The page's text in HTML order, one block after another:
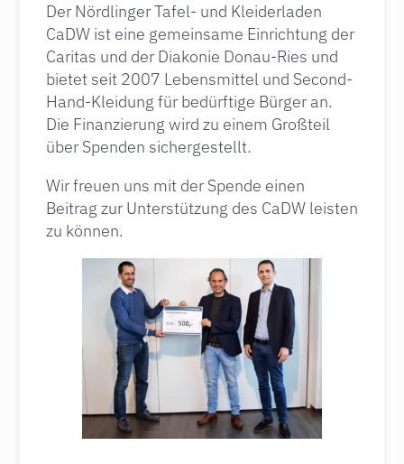
Der Nördlinger Tafel- und Kleiderladen
CaDW ist eine gemeinsame Einrichtung der
Caritas und der Diakonie Donau-Ries und
bietet seit 2007 Lebensmittel und Second-
Hand-Kleidung für bedürftige Bürger an.
Die Finanzierung wird zu einem Großteil
über Spenden sichergestellt.
Wir freuen uns mit der Spende einen
Beitrag zur Unterstützung des CaDW leisten
zu können.